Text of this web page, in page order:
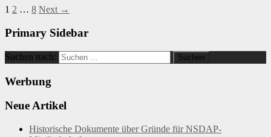
1 2 … 8 Next →
Primary Sidebar
Suchen nach:
Werbung
Neue Artikel
Historische Dokumente über Gründe für NSDAP-